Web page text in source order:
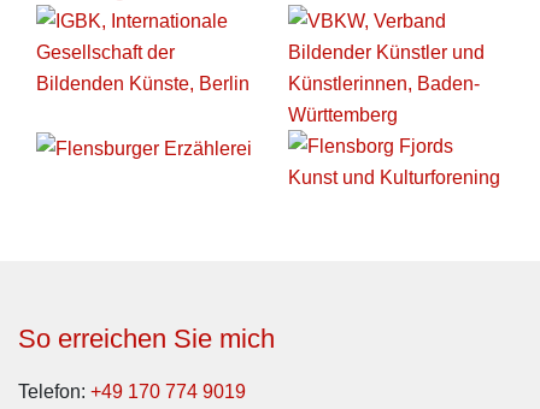
So erreichen Sie mich
Telefon: +49 170 774 9019